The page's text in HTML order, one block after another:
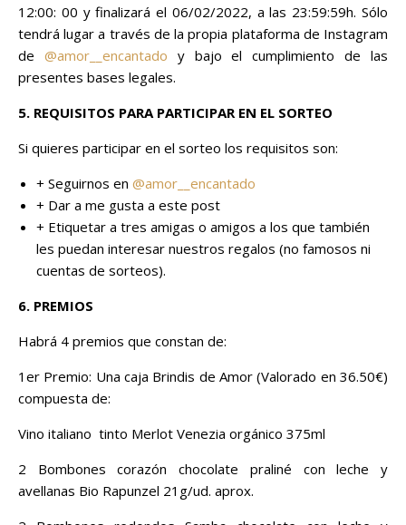
12:00: 00 y finalizará el 06/02/2022, a las 23:59:59h. Sólo
tendrá lugar a través de la propia plataforma de Instagram
de @amor__encantado y bajo el cumplimiento de las
presentes bases legales.
5. REQUISITOS PARA PARTICIPAR EN EL SORTEO
Si quieres participar en el sorteo los requisitos son:
+ Seguirnos en @amor__encantado
+ Dar a me gusta a este post
+ Etiquetar a tres amigas o amigos a los que también
les puedan interesar nuestros regalos (no famosos ni
cuentas de sorteos).
6. PREMIOS
Habrá 4 premios que constan de:
1er Premio: Una caja Brindis de Amor (Valorado en 36.50€)
compuesta de:
Vino italiano tinto Merlot Venezia orgánico 375ml
2 Bombones corazón chocolate praliné con leche y
avellanas Bio Rapunzel 21g/ud. aprox.